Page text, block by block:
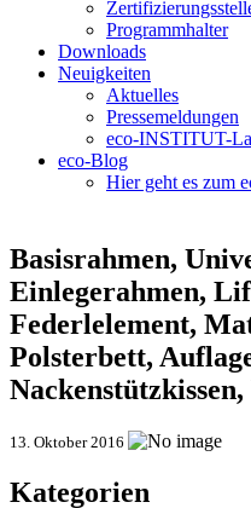
Programmhalter
Downloads
Neuigkeiten
Aktuelles
Pressemeldungen
eco-INSTITUT-
eco-Blog
Hier geht es zum
Basisrahmen,
Einlegerahmen,
Federlelement,
Polsterbett,
13. Oktober 2016
Kategorien